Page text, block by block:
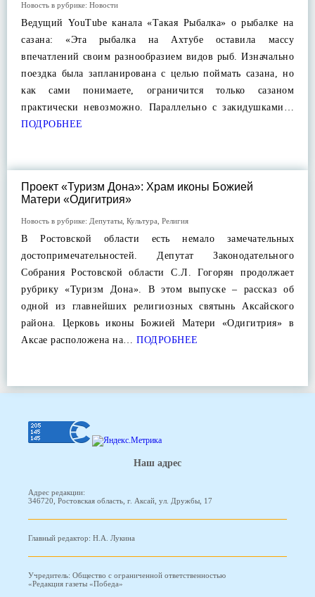
Новость в рубрике: Новости
Ведущий YouTube канала «Такая Рыбалка» о рыбалке на
сазана: «Эта рыбалка на Ахтубе оставила массу
впечатлений своим разнообразием видов рыб. Изначально
поездка была запланирована с целью поймать сазана, но
как сами понимаете, ограничится только сазаном
практически невозможно. Параллельно с закидушками…
ПОДРОБНЕЕ
Проект «Туризм Дона»: Храм иконы Божией
Матери «Одигитрия»
Новость в рубрике: Депутаты Культура Религия
В Ростовской области есть немало замечательных
достопримечательностей. Депутат Законодательного
Собрания Ростовской области С.Л. Гогорян продолжает
рубрику «Туризм Дона». В этом выпуске – рассказ об
одной из главнейших религиозных святынь Аксайского
района. Церковь иконы Божией Матери «Одигитрия» в
Аксае расположена на… ПОДРОБНЕЕ
Наш адрес
Адрес редакции:
346720, Ростовская область, г. Аксай, ул. Дружбы, 17
Главный редактор: Н.А. Лукина
Учредитель: Общество с ограниченной ответственностью
«Редакция газеты «Победа»